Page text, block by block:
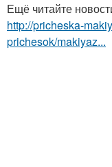
Ещё читайте
http://pricheska-
prichesok/makiyaz...